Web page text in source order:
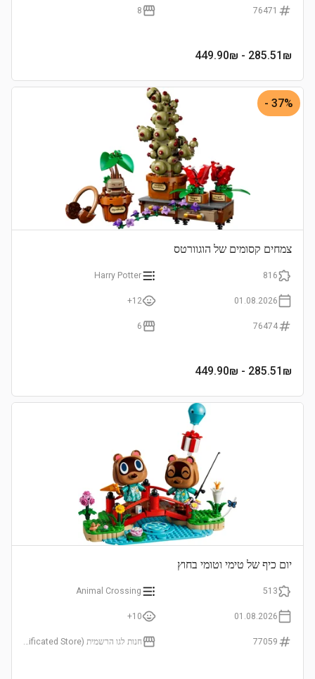
76471
8
285.51 ₪
- 449.90₪
37% -
צמחים קסומים של הוגוורטס
816
Harry Potter
01.08.2026
12+
76474
6
285.51 ₪
- 449.90₪
יום כיף של טימי וטומי בחוץ
513
Animal Crossing
01.08.2026
10+
77059